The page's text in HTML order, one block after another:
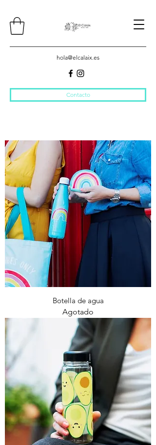
hola@elcalaix.es
Contacto
Botella de agua
Agotado